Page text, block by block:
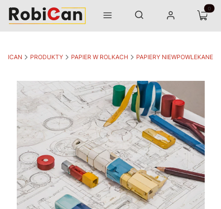
Menu Otwórz wyszukiwarkę
Szukaj Zaloguj się Koszyk
PRODUKTY PAPIER W ROLKACH PAPIERY NIEWPOWLEKANE